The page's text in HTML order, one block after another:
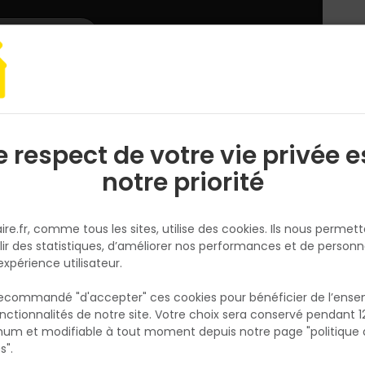
CONDITIONS GÉNÉRALES DE VENTE EN LIGNE TOUT FAIRE
de Vente s'appliquent, sans restriction ni réserve, à
») auprès de consommateurs et d'acheteurs non
à la vente par le Vendeur (« Les Produits ») sur le site
outillages ou matériels relatifs à la construction.
de livraison et de gestion des éventuels retours des
respect de votre vie privée
notre priorité
comme tous les sites, utilise des cookies. Ils nous
des statistiques, d’améliorer nos performances et de
utilisateur.
"d'accepter" ces cookies pour bénéficier de
de notre site. Votre choix sera conservé pendant
et modifiable à tout moment depuis notre page "politique